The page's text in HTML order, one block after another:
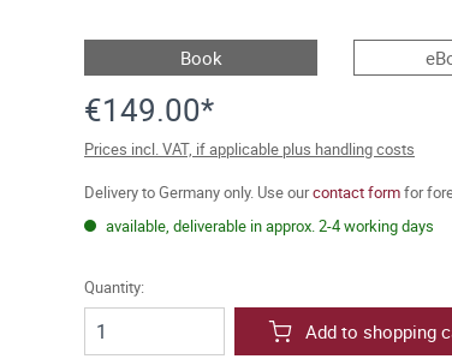
Book
€149.00*
Prices incl. VAT, if applicable plus handling costs
Delivery to Germany only. Use ourcontact formfor
available, deliverable in approx. 2-4 working days
Quantity:
Add to shopping